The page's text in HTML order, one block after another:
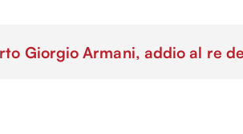
Giorgio Armani, addio al re